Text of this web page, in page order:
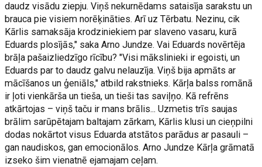
daudz visādu ziepju. Viņš nekurnēdams sataisīja sarakstu un
brauca pie visiem norēķināties. Arī uz Tērbatu. Nezinu, cik
Kārlis samaksāja krodziniekiem par slaveno vasaru, kurā
Eduards plosījās," saka Arno Jundze. Vai Eduards novērtēja
brāļa pašaizliedzīgo rīcību? "Visi mākslinieki ir egoisti, un
Eduards par to daudz galvu nelauzīja. Viņš bija apmāts ar
mācīšanos un ģeniāls," atbild rakstnieks. Kārļa balss romānā
ir ļoti vienkārša un tieša, un tieši tas saviļņo. Kā refrēns
atkārtojas – viņš taču ir mans brālis... Uzmetis trīs saujas
brālim sarūpētajam baltajam zārkam, Kārlis klusi un cieņpilni
dodas nokārtot visus Eduarda atstātos parādus ar pasauli –
gan naudiskos, gan emocionālos. Arno Jundze Kārļa grāmatā
izseko šim vienatnē ejamajam ceļam.